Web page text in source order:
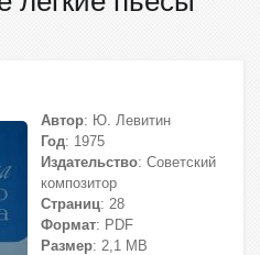
Автор: Ю. Левитин
Год: 1975
Издательство: Советский
композитор
Страниц: 28
Формат: PDF
Размер: 2,1 МВ